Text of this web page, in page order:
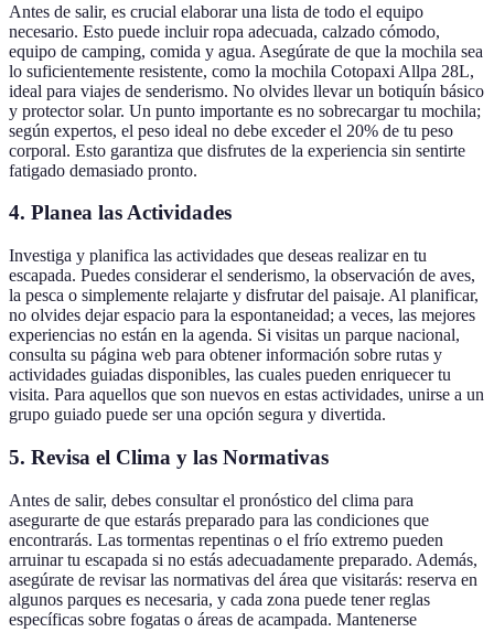
Antes de salir, es crucial elaborar una lista de todo el equipo
necesario. Esto puede incluir ropa adecuada, calzado cómodo,
equipo de camping, comida y agua. Asegúrate de que la mochila sea
lo suficientemente resistente, como la mochila Cotopaxi Allpa 28L,
ideal para viajes de senderismo. No olvides llevar un botiquín básico
y protector solar. Un punto importante es no sobrecargar tu mochila;
según expertos, el peso ideal no debe exceder el 20% de tu peso
corporal. Esto garantiza que disfrutes de la experiencia sin sentirte
fatigado demasiado pronto.
4. Planea las Actividades
Investiga y planifica las actividades que deseas realizar en tu
escapada. Puedes considerar el senderismo, la observación de aves,
la pesca o simplemente relajarte y disfrutar del paisaje. Al planificar,
no olvides dejar espacio para la espontaneidad; a veces, las mejores
experiencias no están en la agenda. Si visitas un parque nacional,
consulta su página web para obtener información sobre rutas y
actividades guiadas disponibles, las cuales pueden enriquecer tu
visita. Para aquellos que son nuevos en estas actividades, unirse a un
grupo guiado puede ser una opción segura y divertida.
5. Revisa el Clima y las Normativas
Antes de salir, debes consultar el pronóstico del clima para
asegurarte de que estarás preparado para las condiciones que
encontrarás. Las tormentas repentinas o el frío extremo pueden
arruinar tu escapada si no estás adecuadamente preparado. Además,
asegúrate de revisar las normativas del área que visitarás: reserva en
algunos parques es necesaria, y cada zona puede tener reglas
específicas sobre fogatas o áreas de acampada. Mantenerse